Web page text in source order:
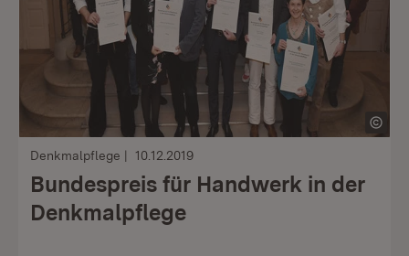
Denkmalpflege 10.12.2019
Bundespreis für Handwerk in der
Denkmalpflege